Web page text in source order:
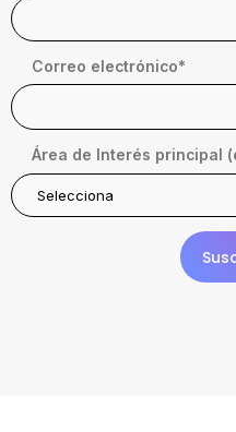
Correo electrónico*
Área de Interés principal